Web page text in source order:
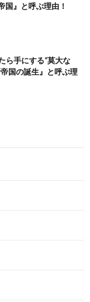
』と呼ぶ理由！
ら手にする“莫大な
国の誕生』と呼ぶ理